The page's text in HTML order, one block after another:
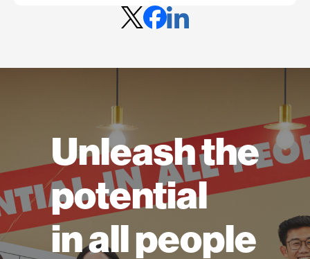
Unleash the
potential
in all people